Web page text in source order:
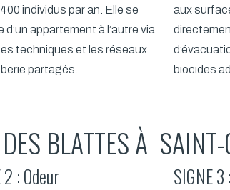
individus par an. Elle se
d’un appartement à l’autre via
techniques et les réseaux
partagés.
aux
biocides
BLATTES À
2 : Odeur SIGNE